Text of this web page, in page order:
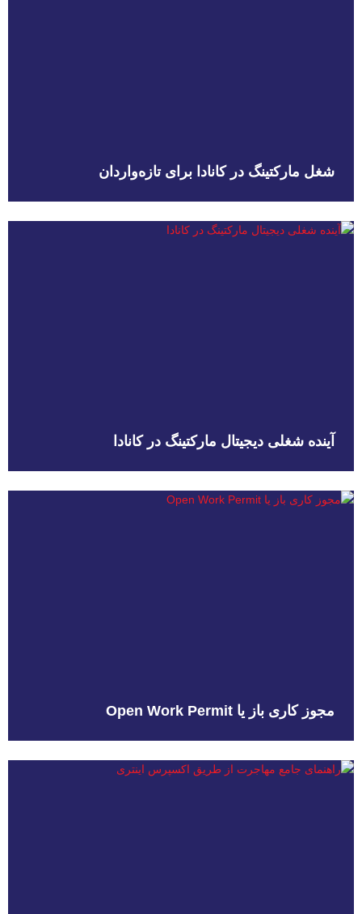
شغل مارکتینگ در کانادا برای تازه‌واردان
آینده شغلی دیجیتال مارکتینگ در کانادا
مجوز کاری باز یا Open Work Permit